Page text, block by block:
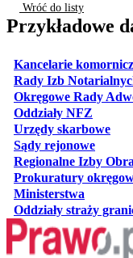
Wróć do listy
Przykładowe
Kancelarie
Rady Izb
Okręgowe Rady
Oddziały NFZ
Urzędy skarbowe
Sądy rejonowe
Regionalne Izby
Prokuratury
Ministerstwa
Oddziały straży